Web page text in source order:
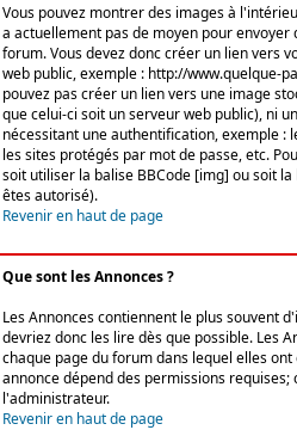
Vous pouvez montrer des images à
a actuellement pas de moyen pour
forum. Vous devez donc créer un lien vers
web public, exemple : http://www.quelque-
pouvez pas créer un lien vers une image
que celui-ci soit un serveur web public), ni
nécessitant une authentification, exemple :
les sites protégés par mot de passe, etc.
soit utiliser la balise BBCode [img] ou soit
êtes autorisé).
Revenir en haut de page
Que sont les Annonces ?
Les Annonces contiennent le plus souvent
devriez donc les lire dès que possible. Les
chaque page du forum dans lequel elles
annonce dépend des permissions
l'administrateur.
Revenir en haut de page